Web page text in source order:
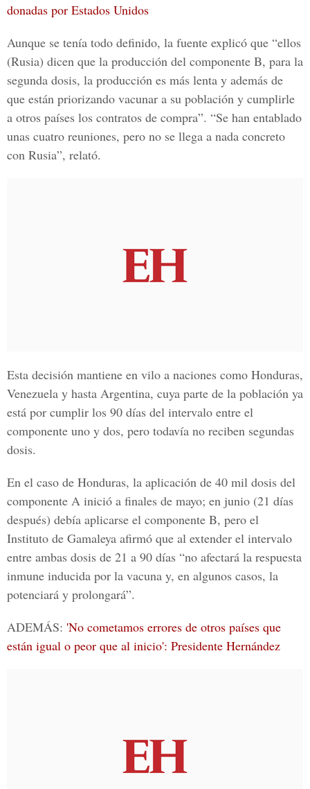
donadas por Estados Unidos
Aunque se tenía todo definido, la fuente explicó que “ellos
(Rusia) dicen que la producción del componente B, para la
segunda dosis, la producción es más lenta y además de
que están priorizando vacunar a su población y cumplirle
a otros países los contratos de compra”. “Se han entablado
unas cuatro reuniones, pero no se llega a nada concreto
con Rusia”, relató.
Esta decisión mantiene en vilo a naciones como Honduras,
Venezuela y hasta Argentina, cuya parte de la población ya
está por cumplir los 90 días del intervalo entre el
componente uno y dos, pero todavía no reciben segundas
dosis.
En el caso de Honduras, la aplicación de 40 mil dosis del
componente A inició a finales de mayo; en junio (21 días
después) debía aplicarse el componente B, pero el
Instituto de Gamaleya afirmó que al extender el intervalo
entre ambas dosis de 21 a 90 días “no afectará la respuesta
inmune inducida por la vacuna y, en algunos casos, la
potenciará y prolongará”.
ADEMÁS: 'No cometamos errores de otros países que
están igual o peor que al inicio': Presidente Hernández